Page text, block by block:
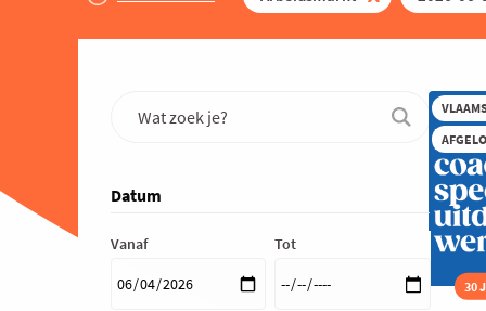
Datum
Vanaf Tot
30